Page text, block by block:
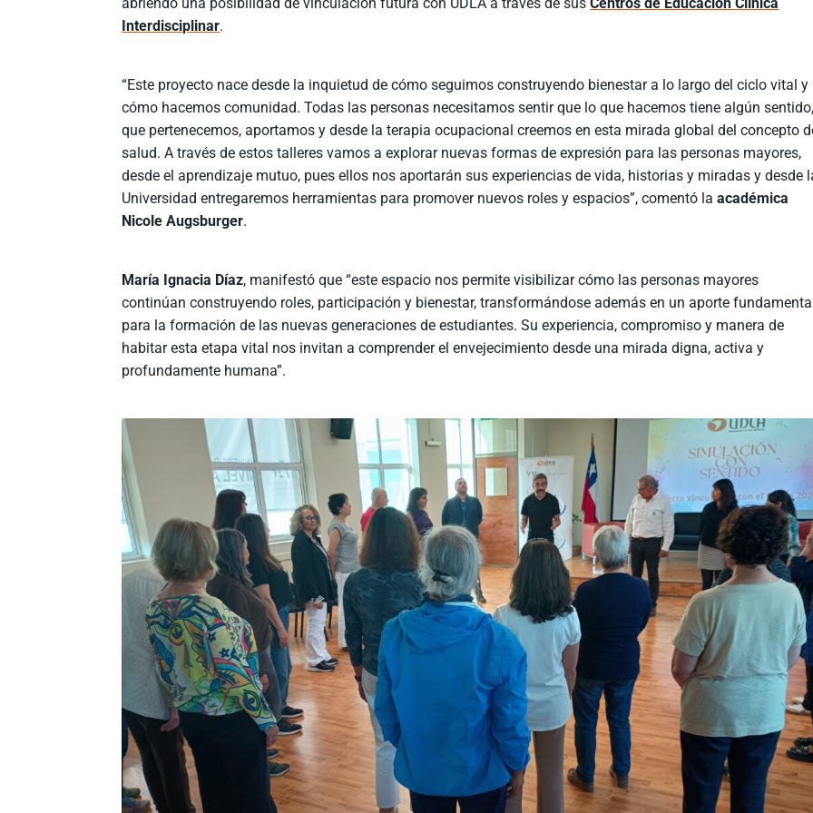
Interdisciplinar.
“Este proyecto nace desde la inquietud de cómo seguimos construyendo bienestar a lo largo del ciclo vital y
cómo hacemos comunidad. Todas las personas necesitamos sentir que lo que hacemos tiene algún sentido,
que pertenecemos, aportamos y desde la terapia ocupacional creemos en esta mirada global del concepto
salud. A través de estos talleres vamos a explorar nuevas formas de expresión para las personas mayores,
desde el aprendizaje mutuo, pues ellos nos aportarán sus experiencias de vida, historias y miradas y desde
Universidad entregaremos herramientas para promover nuevos roles y espacios”, comentó laacadémica
Nicole Augsburger.
María Ignacia Díaz, manifestó que “este espacio nos permite visibilizar cómo las personas mayores
continúan construyendo roles, participación y bienestar, transformándose además en un aporte
para la formación de las nuevas generaciones de estudiantes. Su experiencia, compromiso y manera de
habitar esta etapa vital nos invitan a comprender el envejecimiento desde una mirada digna, activa y
profundamente humana”.